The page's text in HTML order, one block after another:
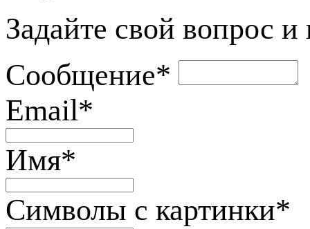
Задайте свой вопрос
Сообщение*
Email*
Имя*
Символы с картинки*